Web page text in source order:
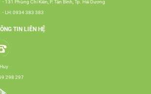
- 131 Phùng Chí Kiên, P. Tân Bình, Tp. Hải Dương
- LH: 0934 383 383
TIN LIÊN HỆ
298 297